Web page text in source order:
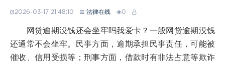
2026-03-17 21:48:10 法律在线 0
网贷逾期没钱还会坐牢吗我爱卡？一般网贷逾期没钱
还通常不会坐牢。民事方面，逾期承担民事责任，可能被
催收、信用受损等；刑事方面，借款时有非法占意等欺诈